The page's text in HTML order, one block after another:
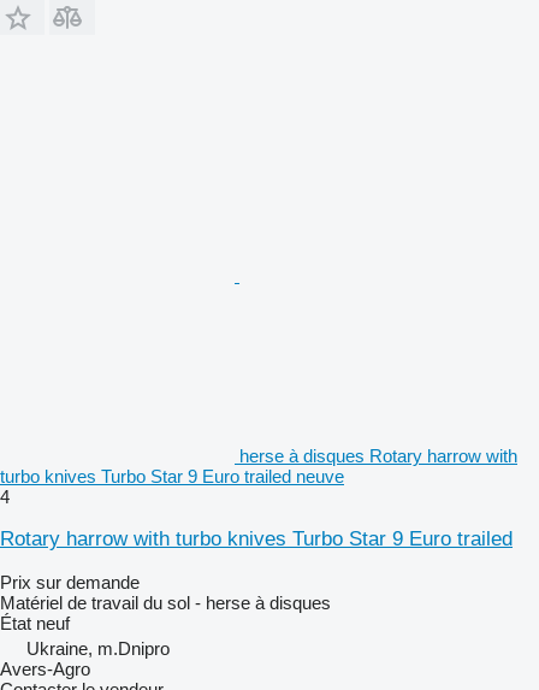
herse à disques Rotary harrow with
turbo knives Turbo Star 9 Euro trailed neuve
4
Rotary harrow with turbo knives Turbo Star 9 Euro trailed
Prix sur demande
Matériel de travail du sol - herse à disques
État neuf
Ukraine, m.Dnipro
Avers-Agro